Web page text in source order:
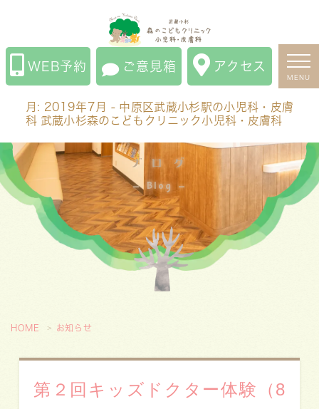
- 中原区武蔵小杉駅の小児科・皮膚科 武
蔵小杉森のこどもクリニック小児科・皮膚科
WEB予約 ご意見箱 アクセス
MENU
月: 2019年7月
- 中原区武蔵小杉駅の小児科・皮膚
科 武蔵小杉森のこどもクリニック小児科・皮膚科
ブログ
Blog
HOME お知らせ
第２回キッズドクター体験（8